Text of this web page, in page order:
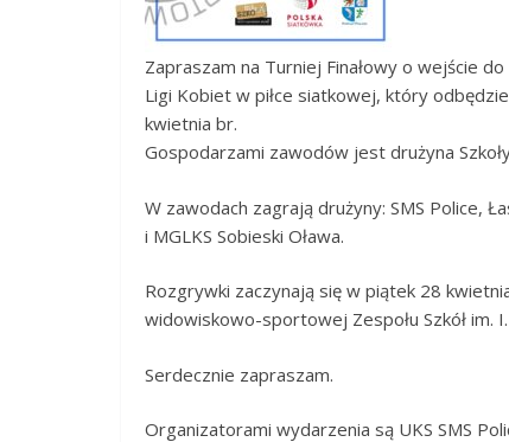
Zapraszam na Turniej Finałowy o wejście do
Ligi Kobiet w piłce siatkowej, który
kwietnia br.
Gospodarzami zawodów jest drużyna
W zawodach zagrają drużyny: SMS Police,
i MGLKS Sobieski Oława.
Rozgrywki zaczynają się w piątek 28
widowiskowo-sportowej Zespołu Szkół im.
Serdecznie zapraszam.
Organizatorami wydarzenia są UKS SMS